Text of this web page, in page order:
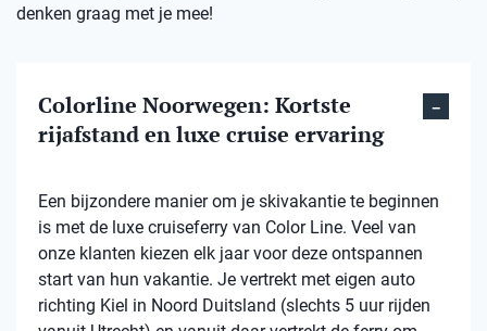
denken graag met je mee!
Colorline Noorwegen: Kortste
rijafstand en luxe cruise ervaring
Een bijzondere manier om je skivakantie te beginnen
is met de luxe cruiseferry van Color Line. Veel van
onze klanten kiezen elk jaar voor deze ontspannen
start van hun vakantie. Je vertrekt met eigen auto
richting Kiel in Noord Duitsland (slechts 5 uur rijden